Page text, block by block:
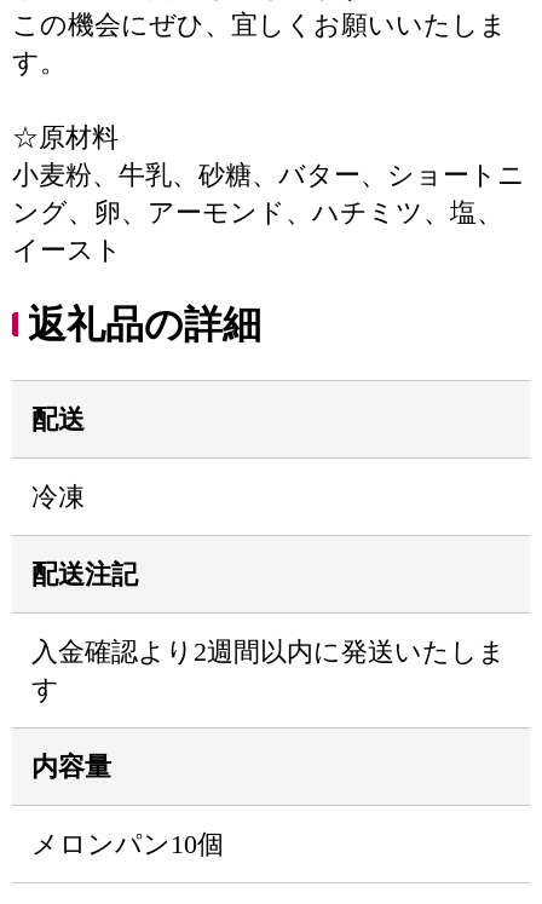
この機会にぜひ、宜しくお願いいたしま
す。
☆原材料
小麦粉、牛乳、砂糖、バター、ショートニ
ング、卵、アーモンド、ハチミツ、塩、
イースト
返礼品の詳細
配送
冷凍
配送注記
入金確認より2週間以内に発送いたしま
す
内容量
メロンパン10個